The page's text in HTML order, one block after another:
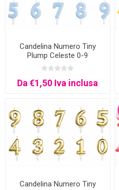
Candelina Numero Tiny
Plump Celeste 0-9
Da €1,50 Iva inclusa
Candelina Numero Tiny